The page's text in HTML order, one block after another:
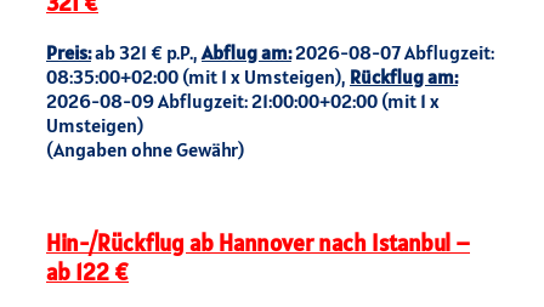
Preis:ab 321 € p.P., Abflug am:2026-08-07 Abflugzeit:
08:35:00+02:00 (mit 1 x Umsteigen), Rückflug am:
2026-08-09 Abflugzeit: 21:00:00+02:00 (mit 1 x
Umsteigen)
(Angaben ohne Gewähr)
Hin-/Rückflug ab Hannover nach Istanbul –
ab 122 €